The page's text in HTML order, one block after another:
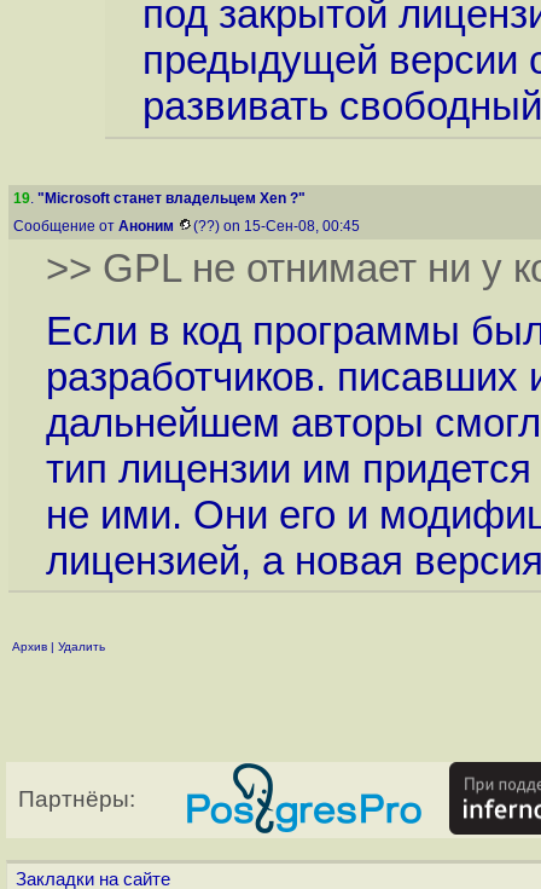
под закрытой
предыдущей версии
развивать
19. "Microsoft станет владельцем Xen ?"
Сообщение от Аноним (??) on 15-Сен-08, 00:45
>> GPL не отнимает ни у
Если в код программы
разработчиков.
дальнейшем авторы
тип лицензии им
не ими. Они его и
лицензией, а новая
Архив | Удалить
Партнёры:
Закладки на сайте